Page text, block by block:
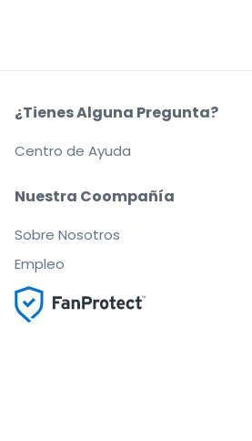
Nuestra Coompañía
Sobre Nosotros
Empleo
¿Tienes Alguna Pregunta?
Centro de Ayuda